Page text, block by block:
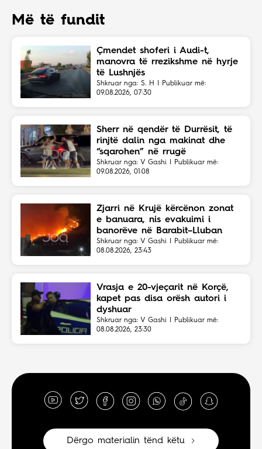
Më të fundit
Çmendet shoferi i Audi-t,
manovra të rrezikshme në hyrje
të Lushnjës
Shkruar nga: S. H | Publikuar më:
09.08.2026, 07:30
Sherr në qendër të Durrësit, të
rinjtë dalin nga makinat dhe
“sqarohen” në rrugë
Shkruar nga: V Gashi | Publikuar më:
09.08.2026, 01:08
Zjarri në Krujë kërcënon zonat
e banuara, nis evakuimi i
banorëve në Barabit–Lluban
Shkruar nga: V Gashi | Publikuar më:
08.08.2026, 23:43
Vrasja e 20-vjeçarit në Korçë,
kapet pas disa orësh autori i
dyshuar
Shkruar nga: V Gashi | Publikuar më:
08.08.2026, 23:30
Dërgo materialin tënd këtu